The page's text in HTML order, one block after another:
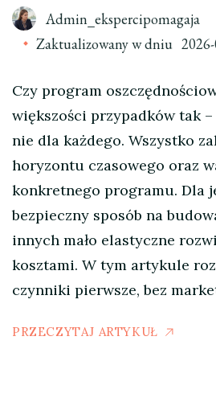
Admin_ekspercipomagaja
Zaktualizowany w dniu
Czy program
większości przypadków tak
nie dla każdego. Wszystko
horyzontu czasowego oraz
konkretnego programu. Dla
bezpieczny sposób na
innych mało elastyczne
kosztami. W tym artykule
czynniki pierwsze, bez
PRZECZYTAJ ARTYKUŁ